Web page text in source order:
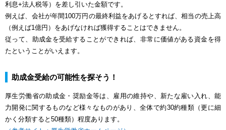
利息+法人税等）を差し引いた金額です。
例えば、会社が年間100万円の最終利益をあげるとすれば、相当の売上高
（例えば1億円）をあげなければ獲得することはできません。
従って、助成金を受給することができれば、非常に価値がある資金を得
たということがいえます。
助成金受給の可能性を探そう！
厚生労働省の助成金・奨励金等は、雇用の維持や、新たな雇い入れ、能
力開発に関するものなど様々なものがあり、全体で約30約種類（更に細
かく分類すると50種類）程度あります。